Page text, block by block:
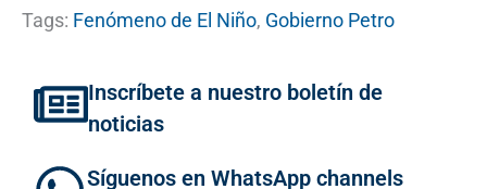
Tags: Fenómeno de El Niño, Gobierno Petro
Inscríbete a nuestro boletín de
noticias
Síguenos en WhatsApp channels